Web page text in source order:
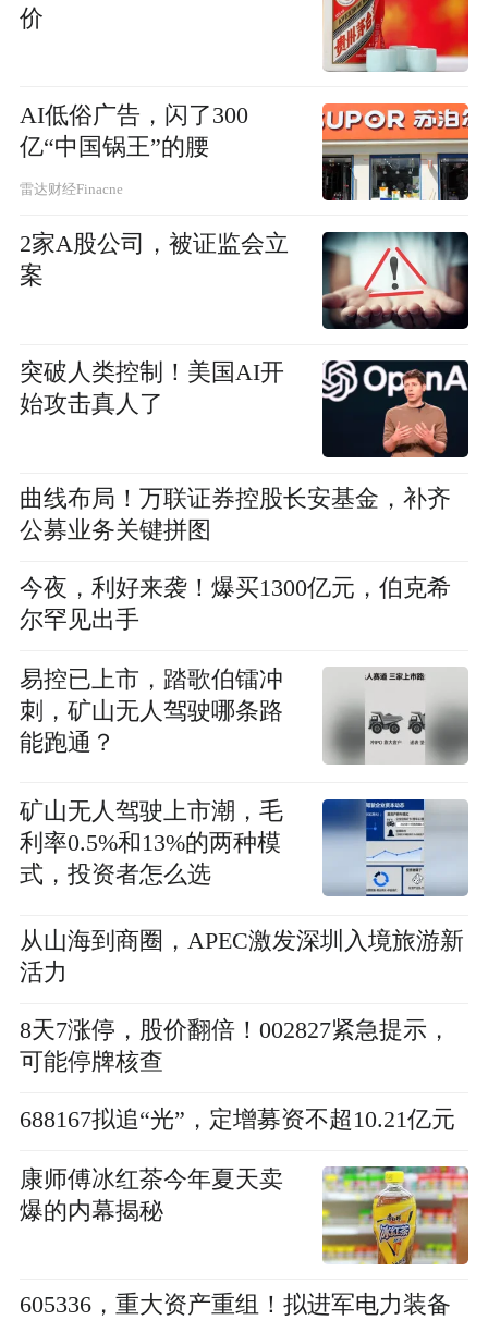
价
AI低俗广告，闪了300
亿“中国锅王”的腰
雷达财经Finacne
2家A股公司，被证监会立
案
突破人类控制！美国AI开
始攻击真人了
曲线布局！万联证券控股长安基金，补齐
公募业务关键拼图
今夜，利好来袭！爆买1300亿元，伯克希
尔罕见出手
易控已上市，踏歌伯镭冲
刺，矿山无人驾驶哪条路
能跑通？
矿山无人驾驶上市潮，毛
利率0.5%和13%的两种模
式，投资者怎么选
从山海到商圈，APEC激发深圳入境旅游新
活力
8天7涨停，股价翻倍！002827紧急提示，
可能停牌核查
688167拟追“光”，定增募资不超10.21亿元
康师傅冰红茶今年夏天卖
爆的内幕揭秘
605336，重大资产重组！拟进军电力装备